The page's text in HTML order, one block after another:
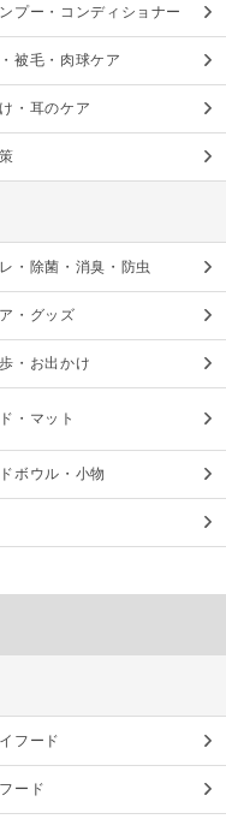
プー・コンディショナー
被毛・肉球ケア
・耳のケア
・除菌・消臭・防虫
・グッズ
・お出かけ
・マット
ボウル・小物
フード
ード